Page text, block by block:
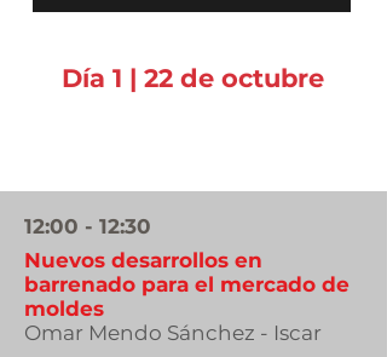
Día 1 | 22 de octubre
12:00 - 12:30
Nuevos desarrollos en
barrenado para el mercado de
moldes
Omar Mendo Sánchez - Iscar